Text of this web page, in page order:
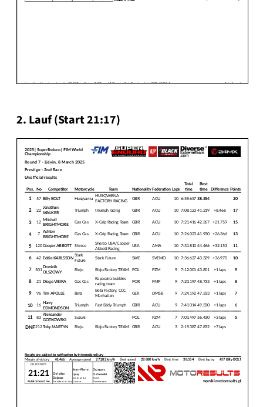
2. Lauf (Start 21:17)